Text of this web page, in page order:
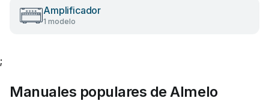
Amplificador
1 modelo
;
Manuales populares de Almelo